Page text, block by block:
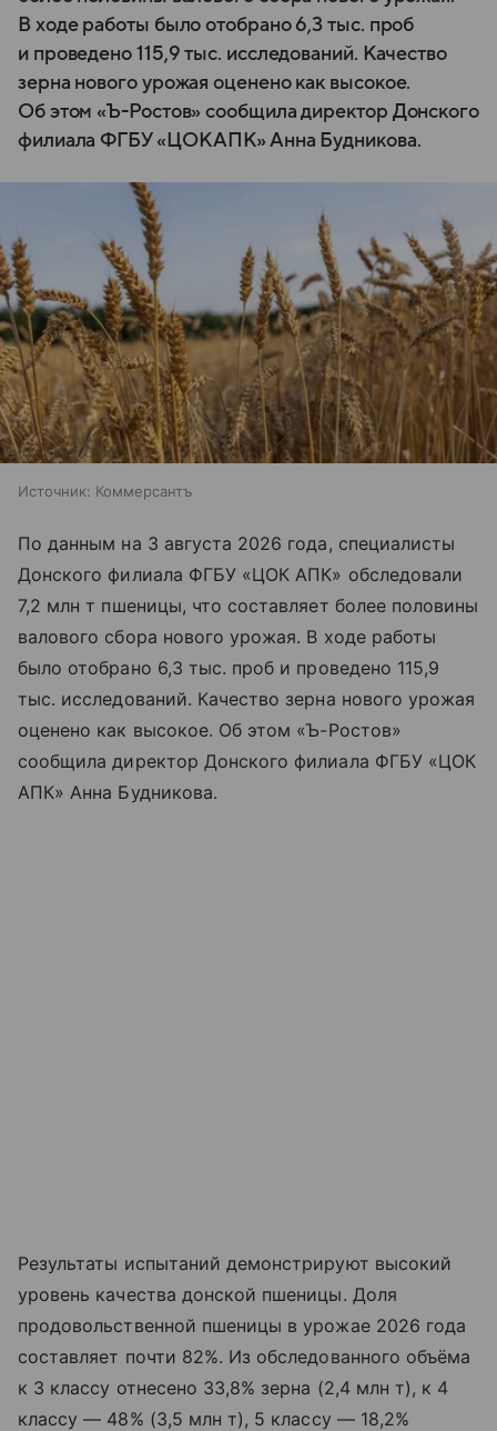
В ходе работы было отобрано 6,3 тыс. проб
и проведено 115,9 тыс. исследований. Качество
зерна нового урожая оценено как высокое.
Об этом «Ъ-Ростов» сообщила директор Донского
филиала ФГБУ «ЦОК АПК» Анна Будникова.
Источник: Коммерсантъ
По данным на 3 августа 2026 года, специалисты
Донского филиала ФГБУ «ЦОК АПК» обследовали
7,2 млн т пшеницы, что составляет более половины
валового сбора нового урожая. В ходе работы
было отобрано 6,3 тыс. проб и проведено 115,9
тыс. исследований. Качество зерна нового урожая
оценено как высокое. Об этом «Ъ-Ростов»
сообщила директор Донского филиала ФГБУ «ЦОК
АПК» Анна Будникова.
Результаты испытаний демонстрируют высокий
уровень качества донской пшеницы. Доля
продовольственной пшеницы в урожае 2026 года
составляет почти 82%. Из обследованного объёма
к 3 классу отнесено 33,8% зерна (2,4 млн т), к 4
классу — 48% (3,5 млн т), 5 классу — 18,2%